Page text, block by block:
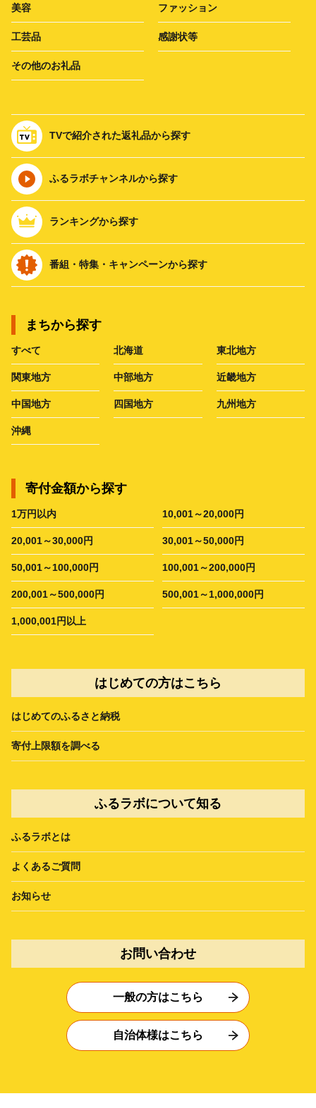
美容 ファッション
工芸品 感謝状等
その他のお礼品
TVで紹介された返礼品から探す
ふるラボチャンネルから探す
ランキングから探す
番組・特集・キャンペーンから探す
まちから探す
すべて 北海道 東北地方
関東地方 中部地方 近畿地方
中国地方 四国地方 九州地方
沖縄
寄付金額から探す
1万円以内 10,001～20,000円
20,001～30,000円 30,001～50,000円
50,001～100,000円 100,001～200,000円
200,001～500,000円 500,001～1,000,000円
1,000,001円以上
はじめての方はこちら
はじめてのふるさと納税
寄付上限額を調べる
ふるラボについて知る
ふるラボとは
よくあるご質問
お知らせ
お問い合わせ
一般の方はこちら
自治体様はこちら